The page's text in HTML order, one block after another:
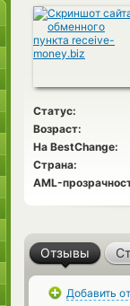
Статус:
Возраст:
На BestChange:
Страна:
AML-
Отзывы
Добавить